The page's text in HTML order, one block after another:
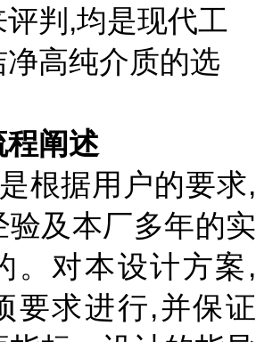
判 ,均是现代工
高纯介质的选
阐述
根据用户的要求,
验及本厂多年的实
。对本设计方案 ,
要求进行,并保证